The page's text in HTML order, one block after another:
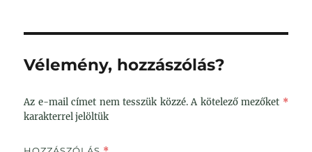
Vélemény, hozzászólás?
Az e-mail címet nem tesszük közzé. A kötelező mezőket *
karakterrel jelöltük